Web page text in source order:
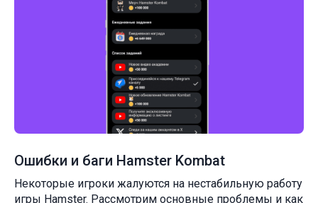
Ошибки и баги Hamster Kombat
Некоторые игроки жалуются на нестабильную работу
игры Hamster. Рассмотрим основные проблемы и как